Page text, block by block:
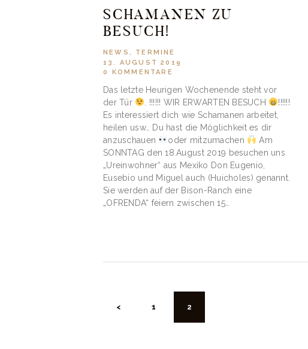
SCHAMANEN ZU
BESUCH!
NEWS , TERMINE
13. AUGUST 2019
0
KOMMENTARE
Das letzte Heurigen Wochenende steht vor
der Tür
. !!!!!! WIR ERWARTEN BESUCH
!!!!!!
Es interessiert dich wie Schamanen arbeitet,
heilen usw… Du hast die Möglichkeit es dir
anzuschauen
oder mitzumachen
Am
SONNTAG den 18.August 2019 besuchen uns
„Ureinwohner“ aus Mexiko Don Eugenio,
Eusebio und Miguel auch (Huicholes) genannt.
Sie werden auf der Bison-Ranch eine
„OFRENDA“ feiern zwischen 15…
< SEITE
1 SEITE
2